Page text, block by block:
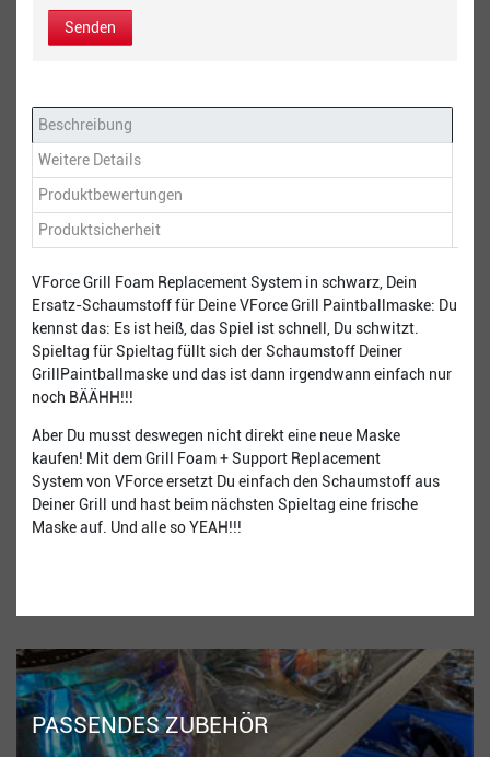
Senden
Beschreibung
Weitere Details
Produktbewertungen
Produktsicherheit
VForce Grill Foam Replacement System in schwarz, Dein
Ersatz-Schaumstoff für Deine VForce Grill Paintballmaske: Du
kennst das: Es ist heiß, das Spiel ist schnell, Du schwitzt.
Spieltag für Spieltag füllt sich der Schaumstoff Deiner
GrillPaintballmaske und das ist dann irgendwann einfach nur
noch BÄÄHH!!!
Aber Du musst deswegen nicht direkt eine neue Maske
kaufen! Mit dem Grill Foam + Support Replacement
System von VForce ersetzt Du einfach den Schaumstoff aus
Deiner Grill und hast beim nächsten Spieltag eine frische
Maske auf. Und alle so YEAH!!!
PASSENDES ZUBEHÖR